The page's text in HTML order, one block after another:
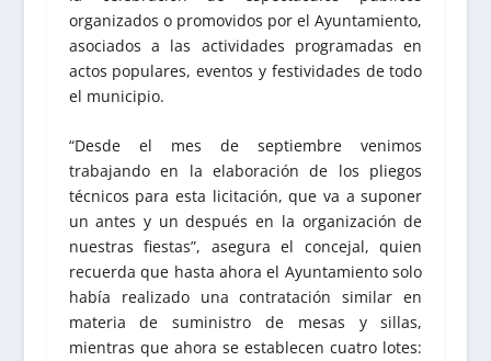
organizados o promovidos por el Ayuntamiento,
asociados a las actividades programadas en
actos populares, eventos y festividades de todo
el municipio.
“Desde el mes de septiembre venimos
trabajando en la elaboración de los pliegos
técnicos para esta licitación, que va a suponer
un antes y un después en la organización de
nuestras fiestas”, asegura el concejal, quien
recuerda que hasta ahora el Ayuntamiento solo
había realizado una contratación similar en
materia de suministro de mesas y sillas,
mientras que ahora se establecen cuatro lotes: